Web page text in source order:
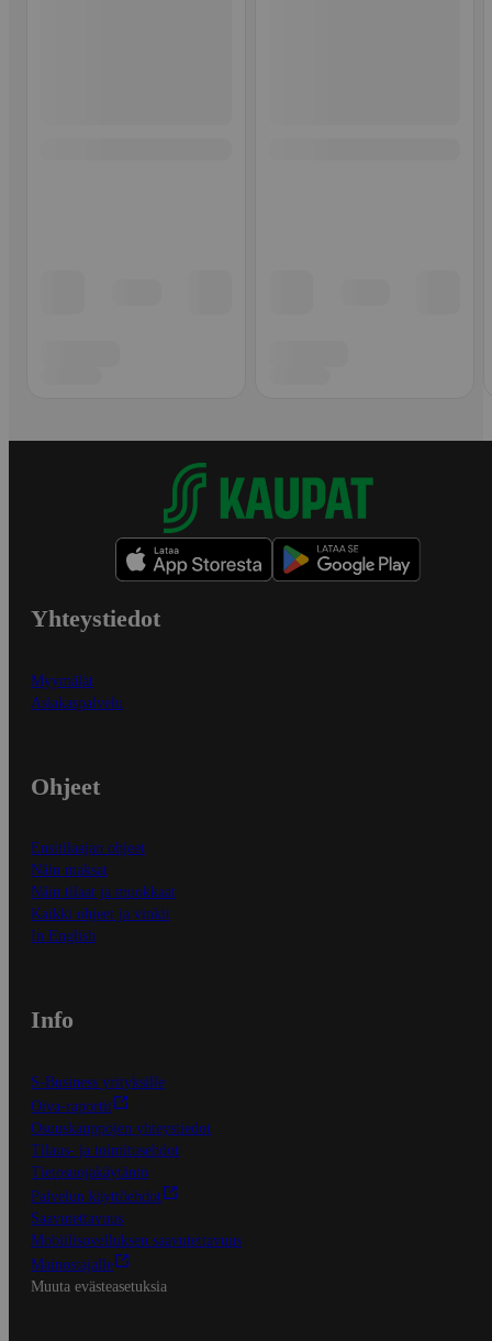
Yhteystiedot
Myymälät
Asiakaspalvelu
Ohjeet
Ensitilaajan ohjeet
Näin maksat
Näin tilaat ja muokkaat
Kaikki ohjeet ja vinkit
In English
Info
S-Business yrityksille
Oiva-raportit
Osuuskauppojen yhteystiedot
Tilaus- ja toimitusehdot
Tietosuojakäytäntö
Palvelun käyttöehdot
Saavutettavuus
Mobiilisovelluksen saavutettavuus
Mainostajalle
Muuta evästeasetuksia